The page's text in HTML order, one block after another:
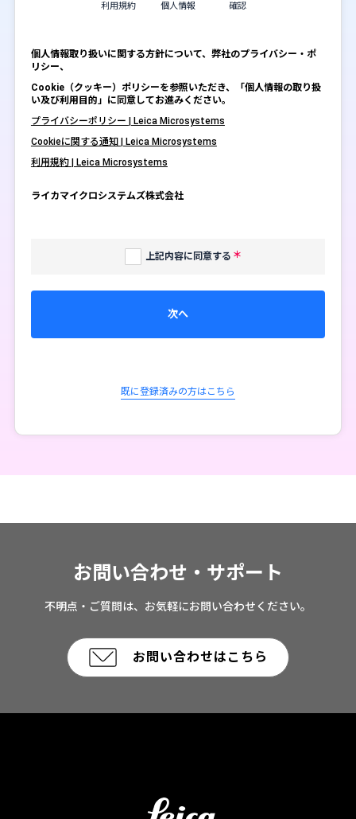
利用規約 個人情報 確認
個人情報取り扱いに関する方針について、弊社のプライバシー・ポ
リシー、
Cookie（クッキー）ポリシーを参照いただき、「個人情報の取り扱
い及び利用目的」に同意してお進みください。
プライバシーポリシー | Leica Microsystems
Cookieに関する通知 | Leica Microsystems
利用規約 | Leica Microsystems
ライカマイクロシステムズ株式会社
上記内容に同意する
次へ
既に登録済みの方はこちら
お問い合わせ・サポート
不明点・ご質問は、お気軽にお問い合わせください。
お問い合わせはこちら